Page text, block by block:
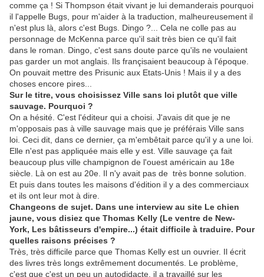
comme ça ! Si Thompson était vivant je lui demanderais pourquoi
il l'appelle Bugs, pour m'aider à la traduction, malheureusement il
n'est plus là, alors c'est Bugs. Dingo ?... Cela ne colle pas au
personnage de McKenna parce qu'il sait très bien ce qu'il fait
dans le roman. Dingo, c'est sans doute parce qu'ils ne voulaient
pas garder un mot anglais. Ils françisaient beaucoup à l'époque.
On pouvait mettre des Prisunic aux Etats-Unis ! Mais il y a des
choses encore pires...
Sur le titre, vous choisissez Ville sans loi plutôt que ville
sauvage. Pourquoi ?
On a hésité. C'est l'éditeur qui a choisi. J'avais dit que je ne
m'opposais pas à ville sauvage mais que je préférais Ville sans
loi. Ceci dit, dans ce dernier, ça m'embêtait parce qu'il y a une loi.
Elle n'est pas appliquée mais elle y est. Ville sauvage ça fait
beaucoup plus ville champignon de l'ouest américain au 18e
siècle. Là on est au 20e. Il n'y avait pas de très bonne solution.
Et puis dans toutes les maisons d'édition il y a des commerciaux
et ils ont leur mot à dire.
Changeons de sujet. Dans une interview au site Le chien
jaune, vous disiez que Thomas Kelly (Le ventre de New-
York, Les bâtisseurs d'empire...) était difficile à traduire. Pour
quelles raisons précises ?
Très, très difficile parce que Thomas Kelly est un ouvrier. Il écrit
des livres très longs extrêmement documentés. Le problème,
c'est que c'est un peu un autodidacte, il a travaillé sur les